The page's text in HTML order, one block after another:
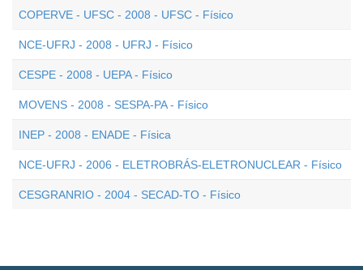
COPERVE - UFSC - 2008 - UFSC - Físico
NCE-UFRJ - 2008 - UFRJ - Físico
CESPE - 2008 - UEPA - Físico
MOVENS - 2008 - SESPA-PA - Físico
INEP - 2008 - ENADE - Física
NCE-UFRJ - 2006 - ELETROBRÁS-ELETRONUCLEAR - Físico
CESGRANRIO - 2004 - SECAD-TO - Físico